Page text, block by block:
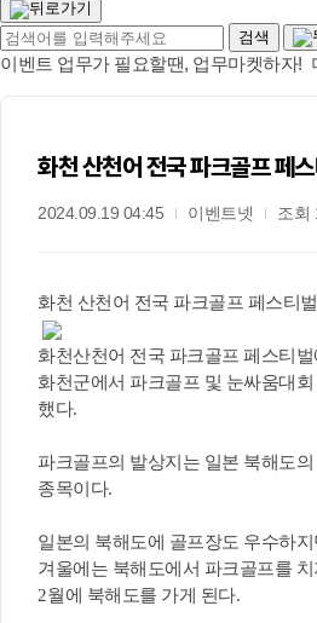
이벤트 업무가 필요할땐, 업무마켓하자!
화천 산천어 전국 파크골프 페
2024.09.19 04:45 이벤트넷 조회
화천 산천어 전국 파크골프 페스티벌
화천산천어 전국 파크골프 페스티
화천군에서 파크골프 및 눈싸움대
했다.
파크골프의 발상지는 일본 북해도
종목이다.
일본의 북해도에 골프장도 우수하
겨울에는 북해도에서 파크골프를
2월에 북해도를 가게 된다.